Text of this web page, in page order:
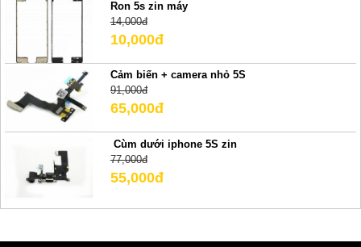
Ron 5s zin máy
14,000đ
10,000đ
Cảm biến + camera nhỏ 5S
91,000đ
65,000đ
Cùm dưới iphone 5S zin
77,000đ
55,000đ